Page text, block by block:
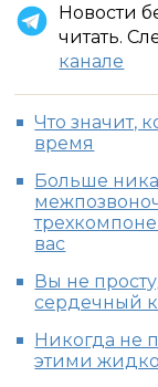
Новости
читать.
канале
Что значит,
время
Больше
вас
Вы не
сердечный
Никогда не
этими